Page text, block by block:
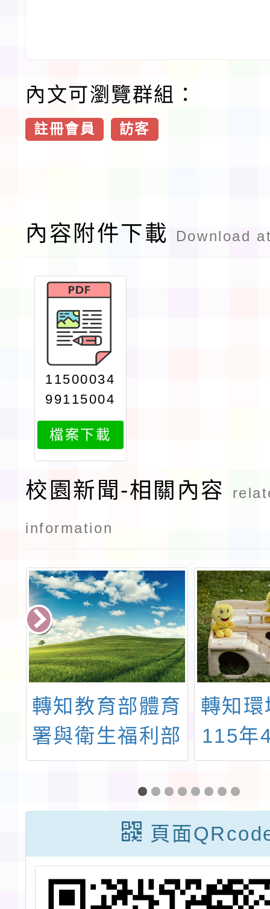
內文可瀏覽群組：
註冊會員 訪客
內容附件下載 Download
11500034
99115004
3374經濟
部水利署11
5年繪本說
演節水教育
種子人員工
檔案下載
校園新聞-相關內容
information
轉知教育部體育
署與衛生福利部
國民健康署辦理
「2024『運動
健康 永續人
生』全民運動與
健康政策國際研
轉知
115年
午10
「
民響
動計
頁面